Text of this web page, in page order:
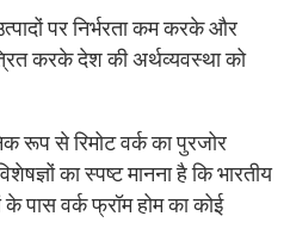
पर निर्भरता कम करके और
करके देश की अर्थव्यवस्था को
रूप से रिमोट वर्क का पुरजोर
का स्पष्ट मानना है कि भारतीय
पास वर्क फ्रॉम होम का कोई